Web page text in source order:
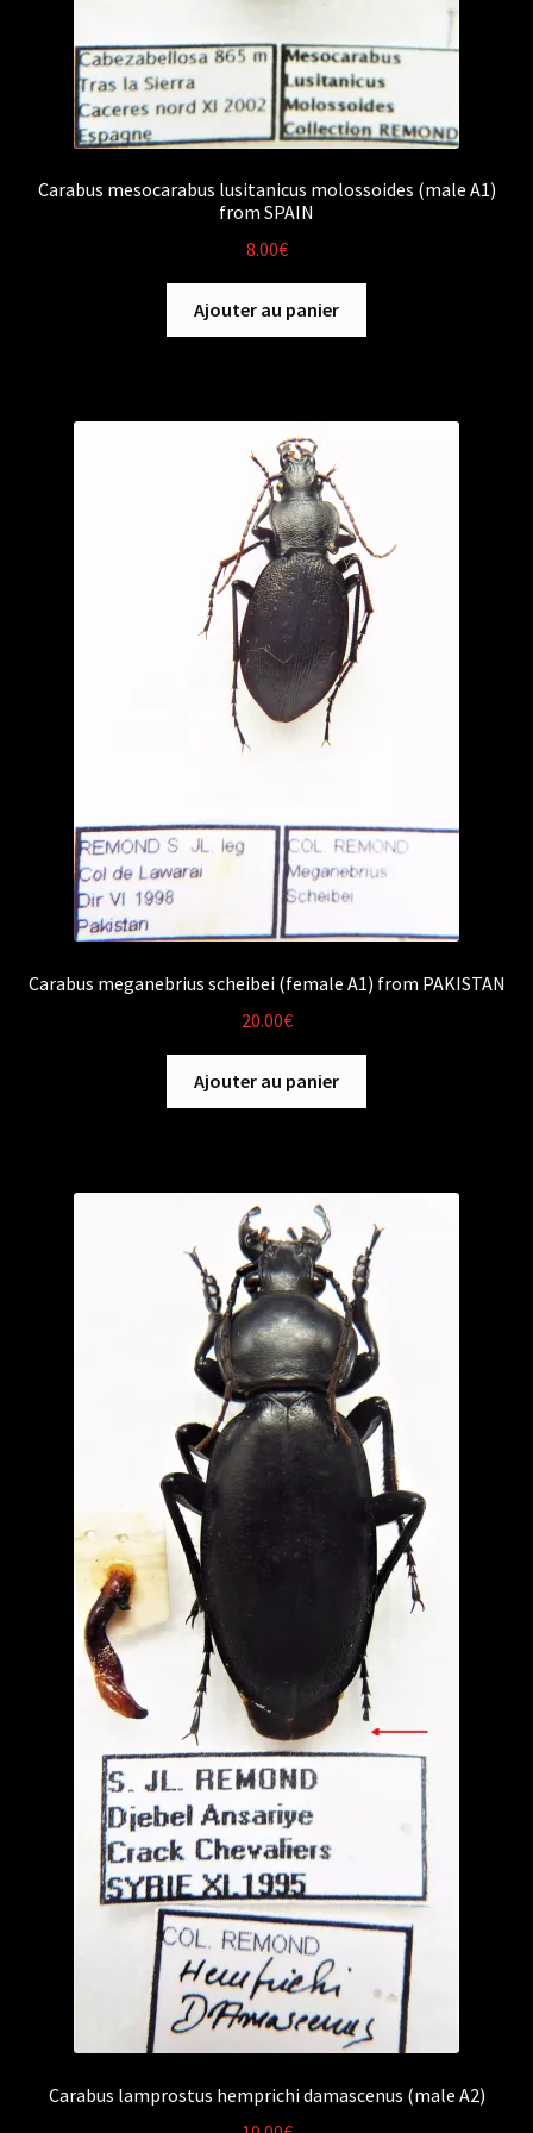
Carabus mesocarabus lusitanicus molossoides (male A1)
from SPAIN
8.00€
Ajouter au panier
Carabus meganebrius scheibei (female A1) from PAKISTAN
20.00€
Ajouter au panier
Carabus lamprostus hemprichi damascenus (male A2)